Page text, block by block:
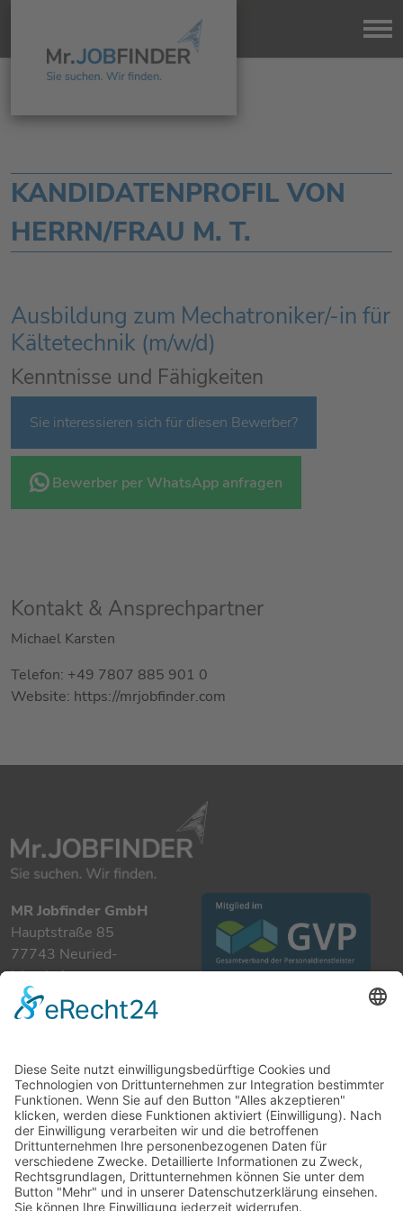
KANDIDATENPROFIL VON
HERRN/FRAU M. T.
Ausbildung zum Mechatroniker/-in für
Kältetechnik (m/w/d)
Kenntnisse und Fähigkeiten
Sie interessieren sich für diesen Bewerber?
Bewerber per WhatsApp anfragen
Kontakt & Ansprechpartner
Michael Karsten
Telefon: +49 7807 885 901 0
Website: https://mrjobfinder.com
MR Jobfinder GmbH
Hauptstraße 85
77743 Neuried-
Ichenheim
+49 7807 885 901 0
info@mrjobfinder.com
Für Arbeitgeber
Für Arbeitnehmer
Stellenanzeigen
Kandidaten
Kontakt
Datenschutzerklärung